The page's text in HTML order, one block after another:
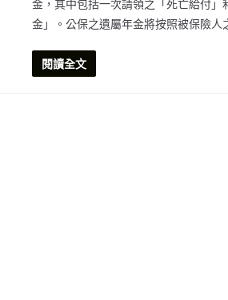
金，其中包括一次請領之「死亡給付」
金」。公保之遺屬年金將按照被保險人
閱讀全文